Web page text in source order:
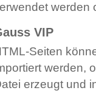
werden
VIP
Seiten
werden,
erzeugt und